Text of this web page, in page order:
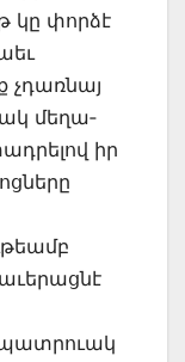
կը փորձէ
չդառնայ
մեղա­
իր
պատրուակ